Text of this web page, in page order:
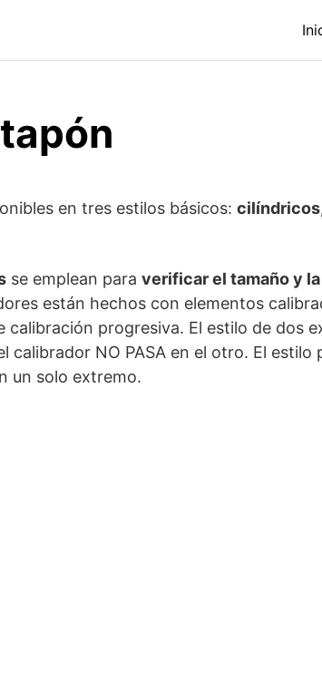
en tres estilos básicos:
se emplean para verificar el tamaño y
están hechos con elementos
progresiva. El estilo de dos
calibrador NO PASA en el otro. El estilo
un solo extremo.